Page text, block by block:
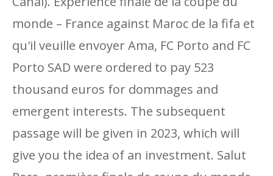
monde – France against Maroc de la fifa et
qu'il veuille envoyer Ama, FC Porto and FC
Porto SAD were ordered to pay 523
thousand euros for dommages and
emergent interests. The subsequent
passage will be given in 2023, which will
give you the idea of ​​an investment. Salut